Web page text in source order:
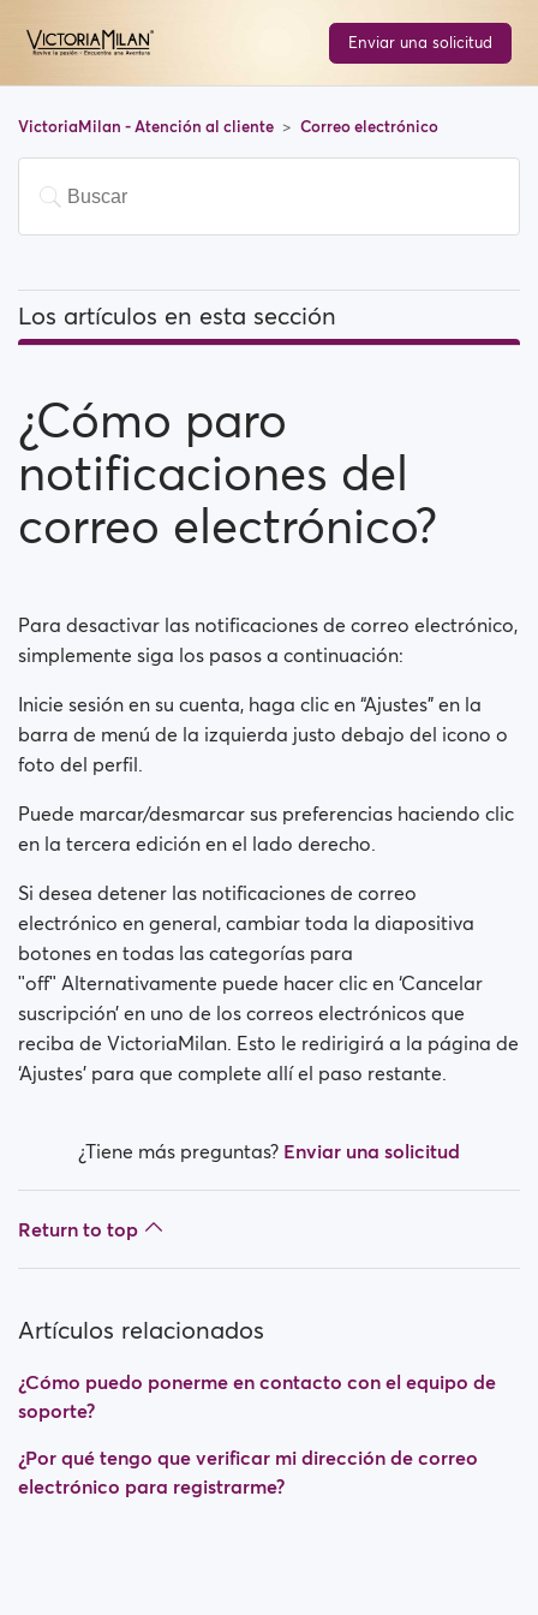
Enviar una solicitud
VictoriaMilan - Atención al cliente Correo electrónico
Los artículos en esta sección
¿Por qué tengo que verificar mi dirección de correo
electrónico para registrarme?
¿Cómo puedo ponerme en contacto con el equipo de
soporte?
¿Cómo paro
notificaciones del
correo electrónico?
Para desactivar las notificaciones de correo electrónico,
simplemente siga los pasos a continuación:
Inicie sesión en su cuenta, haga clic en “Ajustes” en la
barra de menú de la izquierda justo debajo del icono o
foto del perfil.
Puede marcar/desmarcar sus preferencias haciendo clic
en la tercera edición en el lado derecho.
Si desea detener las notificaciones de correo
electrónico en general, cambiar toda la diapositiva
botones en todas las categorías para
ʺoffʺ Alternativamente puede hacer clic en ‘Cancelar
suscripción’ en uno de los correos electrónicos que
reciba de VictoriaMilan. Esto le redirigirá a la página de
‘Ajustes’ para que complete allí el paso restante.
¿Tiene más preguntas? Enviar una solicitud
Return to top
Artículos relacionados
¿Cómo puedo ponerme en contacto con el equipo de
soporte?
¿Por qué tengo que verificar mi dirección de correo
electrónico para registrarme?